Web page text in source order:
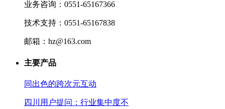
业务咨询：0551-65167366
技术支持：0551-65167838
邮箱：hz@163.com
主要产品
同出色的跨次元互动
四川用户提问：行业集中度不